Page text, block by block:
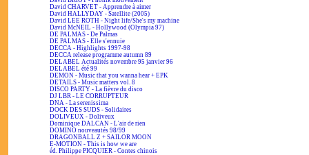
David CHARVET - Apprendre à aimer
David HALLYDAY - Satellite (2005)
David LEE ROTH - Night life/She's my machine
David McNEIL - Hollywood (Olympia 97)
DE PALMAS - De Palmas
DE PALMAS - Elle s'ennuie
DECCA - Highlights 1997-98
DECCA release programme autumn 89
DELABEL Actualités novembre 95 janvier 96
DELABEL été 99
DEMON - Music that you wanna hear + EPK
DETAILS - Music matters vol. 8
DISCO PARTY - La fièvre du disco
DJ LBR - LE CORRUPTEUR
DNA - La serenissima
DOCK DES SUDS - Solidaires
DOLIVEUX - Doliveux
Dominique DALCAN - L'air de rien
DOMINO nouveautés 98/99
DRAGONBALL Z + SAILOR MOON
E-MOTION - This is how we are
éd. Philippe PICQUIER - Contes chinois